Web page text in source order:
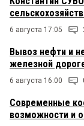
6 августа 17:05
Вывоз нефти и
железной
6 августа 16:00
Современные
возможности и